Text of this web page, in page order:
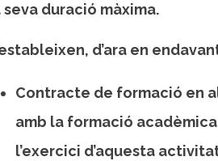
seva duració màxima.
d’ara en
Contracte de formació en
amb la formació
l’exercici d’aquesta